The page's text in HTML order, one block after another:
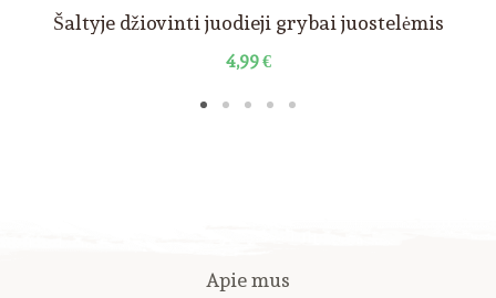
Šaltyje džiovinti juodieji grybai juostelėmis
4,99€
Apie mus